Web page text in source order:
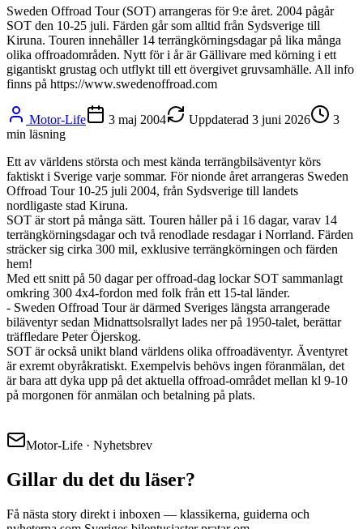
Sweden Offroad Tour (SOT) arrangeras för 9:e året. 2004 pågår
SOT den 10-25 juli. Färden går som alltid från Sydsverige till
Kiruna. Touren innehåller 14 terrängkörningsdagar på lika många
olika offroadområden. Nytt för i år är Gällivare med körning i ett
gigantiskt grustag och utflykt till ett övergivet gruvsamhälle. All info
finns på https://www.swedenoffroad.com
Motor-Life 3 maj 2004 Uppdaterad 3 juni 2026
3
min läsning
Ett av världens största och mest kända terrängbilsäventyr körs
faktiskt i Sverige varje sommar. För nionde året arrangeras Sweden
Offroad Tour 10-25 juli 2004, från Sydsverige till landets
nordligaste stad Kiruna.
SOT är stort på många sätt. Touren håller på i 16 dagar, varav 14
terrängkörningsdagar och två renodlade resdagar i Norrland. Färden
sträcker sig cirka 300 mil, exklusive terrängkörningen och färden
hem!
Med ett snitt på 50 dagar per offroad-dag lockar SOT sammanlagt
omkring 300 4x4-fordon med folk från ett 15-tal länder.
- Sweden Offroad Tour är därmed Sveriges längsta arrangerade
biläventyr sedan Midnattsolsrallyt lades ner på 1950-talet, berättar
träffledare Peter Öjerskog.
SOT är också unikt bland världens olika offroadäventyr. Äventyret
är exremt obyråkratiskt. Exempelvis behövs ingen föranmälan, det
är bara att dyka upp på det aktuella offroad-området mellan kl 9-10
på morgonen för anmälan och betalning på plats.
Motor-Life · Nyhetsbrev
Gillar du det du läser?
Få nästa story direkt i inboxen — klassikerna, guiderna och